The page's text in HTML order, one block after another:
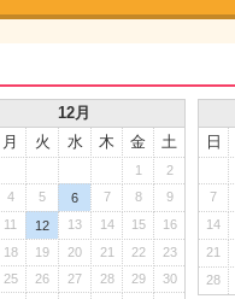
12月
月 火 水 木 金 土
1
2
4 5 6 7 8
9
11 12 13 14 15
16
18 19 20 21 22
23
25 26 27 28 29
30
日
7
14
21
28